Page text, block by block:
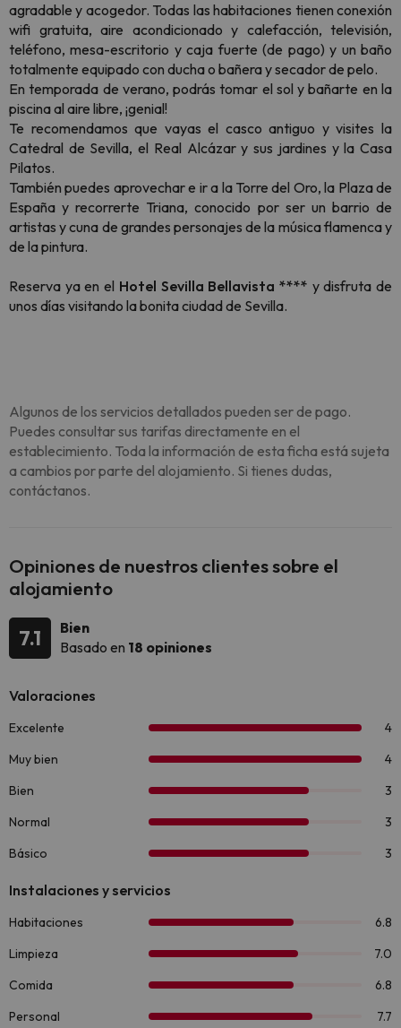
agradable y acogedor. Todas las habitaciones tienen conexión
wifi gratuita, aire acondicionado y calefacción, televisión,
teléfono, mesa-escritorio y caja fuerte (de pago) y un baño
totalmente equipado con ducha o bañera y secador de pelo.
En temporada de verano, podrás tomar el sol y bañarte en la
piscina al aire libre, ¡genial!
Te recomendamos que vayas el casco antiguo y visites la
Catedral de Sevilla, el Real Alcázar y sus jardines y la Casa
Pilatos.
También puedes aprovechar e ir a la Torre del Oro, la Plaza de
España y recorrerte Triana, conocido por ser un barrio de
artistas y cuna de grandes personajes de la música flamenca y
de la pintura.
Reserva ya en el Hotel Sevilla Bellavista **** y disfruta de
unos días visitando la bonita ciudad de Sevilla.
Algunos de los servicios detallados pueden ser de pago.
Puedes consultar sus tarifas directamente en el
establecimiento. Toda la información de esta ficha está sujeta
a cambios por parte del alojamiento. Si tienes dudas,
contáctanos.
Opiniones de nuestros clientes sobre el
alojamiento
7.1
Bien
Basado en 18 opiniones